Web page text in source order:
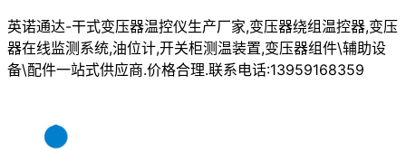
英诺通达-干式变压器温控仪生产厂家,变压器绕组温控器,变压
器在线监测系统,油位计,开关柜测温装置,变压器组件\辅助设
备\配件一站式供应商.价格合理.联系电话:13959168359